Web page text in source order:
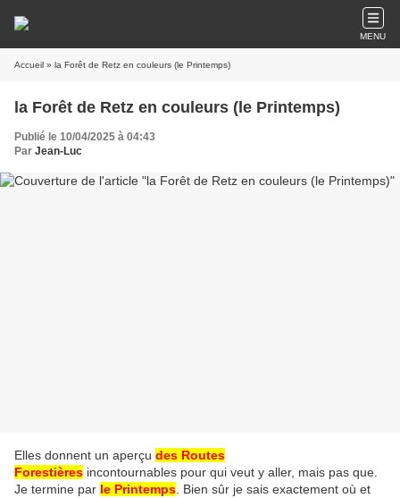
MENU
Accueil » la Forêt de Retz en couleurs (le Printemps)
la Forêt de Retz en couleurs (le Printemps)
Publié le 10/04/2025 à 04:43
Par Jean-Luc
Elles donnent un aperçu des Routes
Forestières incontournables pour qui veut y aller, mais pas que.
Je termine par le Printemps . Bien sûr je sais exactement où et